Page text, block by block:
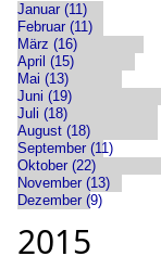
Januar (11)
Februar (11)
März (16)
April (15)
Mai (13)
Juni (19)
Juli (18)
August (18)
September (11)
Oktober (22)
November (13)
Dezember (9)
2015